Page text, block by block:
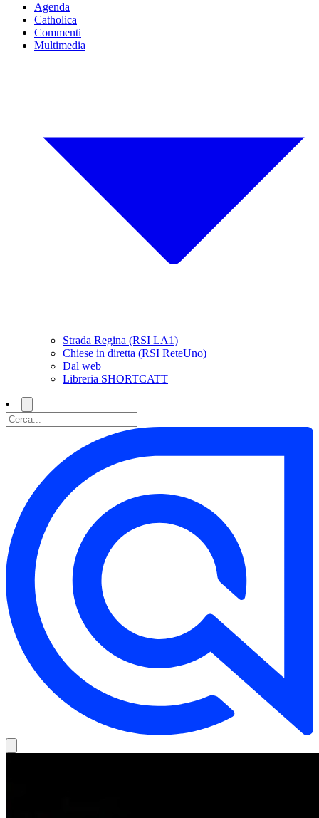
Agenda
Catholica
Commenti
Multimedia
Strada Regina (RSI LA1)
Chiese in diretta (RSI ReteUno)
Dal web
Libreria SHORTCATT